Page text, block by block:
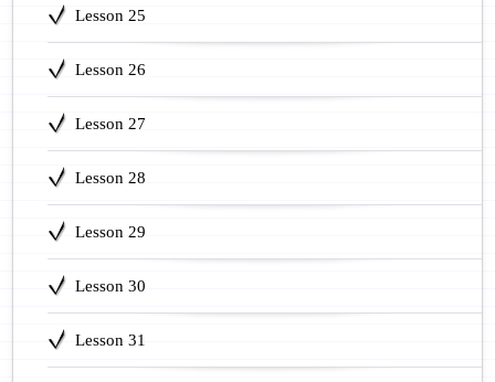
Lesson 25
Lesson 26
Lesson 27
Lesson 28
Lesson 29
Lesson 30
Lesson 31